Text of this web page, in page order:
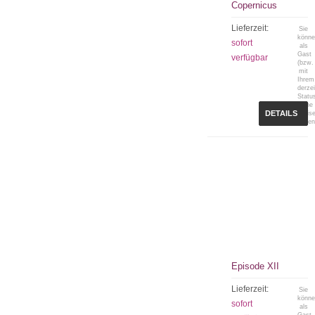
Copernicus
Lieferzeit:
sofort
verfügbar
Sie
als
Gast
(bzw.
mit
Ihrem
keine
DETAILS
Episode XII
Lieferzeit:
sofort
Sie
als